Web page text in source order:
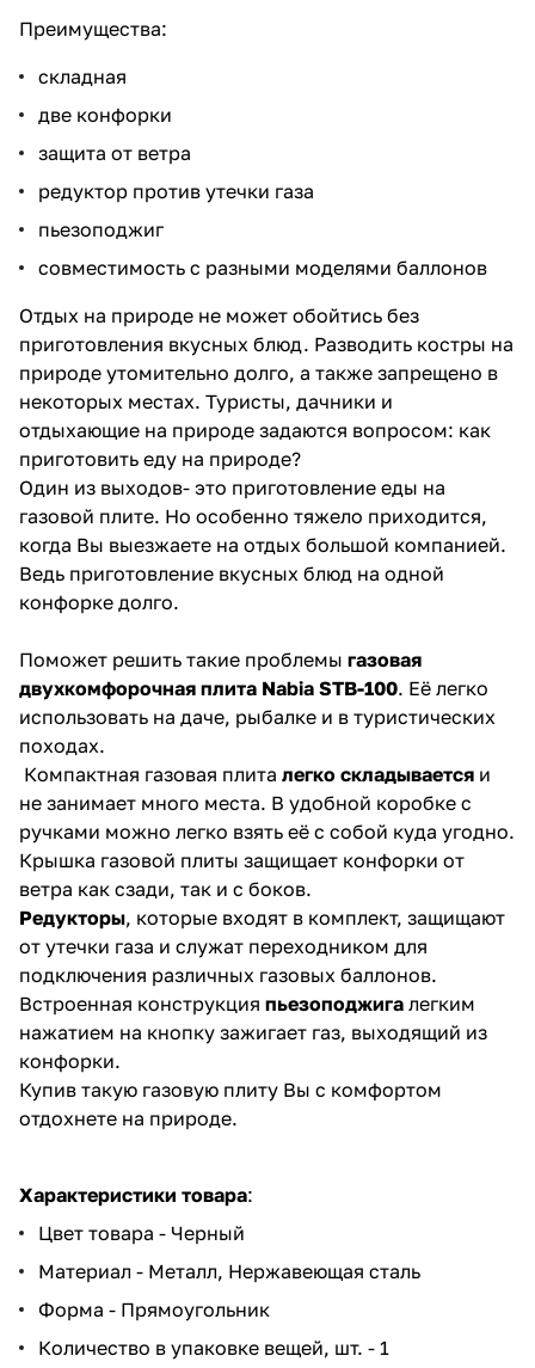
Преимущества:
складная
две конфорки
защита от ветра
редуктор против утечки газа
пьезоподжиг
совместимость с разными моделями баллонов
Отдых на природе не может обойтись без
приготовления вкусных блюд. Разводить костры на
природе утомительно долго, а также запрещено в
некоторых местах. Туристы, дачники и
отдыхающие на природе задаются вопросом: как
приготовить еду на природе?
Один из выходов- это приготовление еды на
газовой плите. Но особенно тяжело приходится,
когда Вы выезжаете на отдых большой компанией.
Ведь приготовление вкусных блюд на одной
конфорке долго.
Поможет решить такие проблемы газовая
двухкомфорочная плита Nabia STB-100. Её легко
использовать на даче, рыбалке и в туристических
походах.
Компактная газовая плита легко складывается и
не занимает много места. В удобной коробке с
ручками можно легко взять её с собой куда угодно.
Крышка газовой плиты защищает конфорки от
ветра как сзади, так и с боков.
Редукторы, которые входят в комплект, защищают
от утечки газа и служат переходником для
подключения различных газовых баллонов.
Встроенная конструкция пьезоподжига легким
нажатием на кнопку зажигает газ, выходящий из
конфорки.
Купив такую газовую плиту Вы с комфортом
отдохнете на природе.
Характеристики товара:
Цвет товара - Черный
Материал - Металл, Нержавеющая сталь
Форма - Прямоугольник
Количество в упаковке вещей, шт. - 1